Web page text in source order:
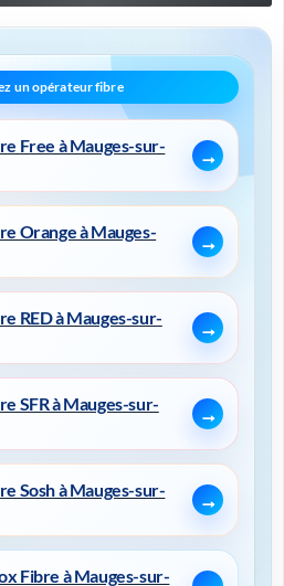
Free à Mauges-sur-
Orange à Mauges-
RED à Mauges-sur-
SFR à Mauges-sur-
Sosh à Mauges-sur-
Fibre à Mauges-sur-